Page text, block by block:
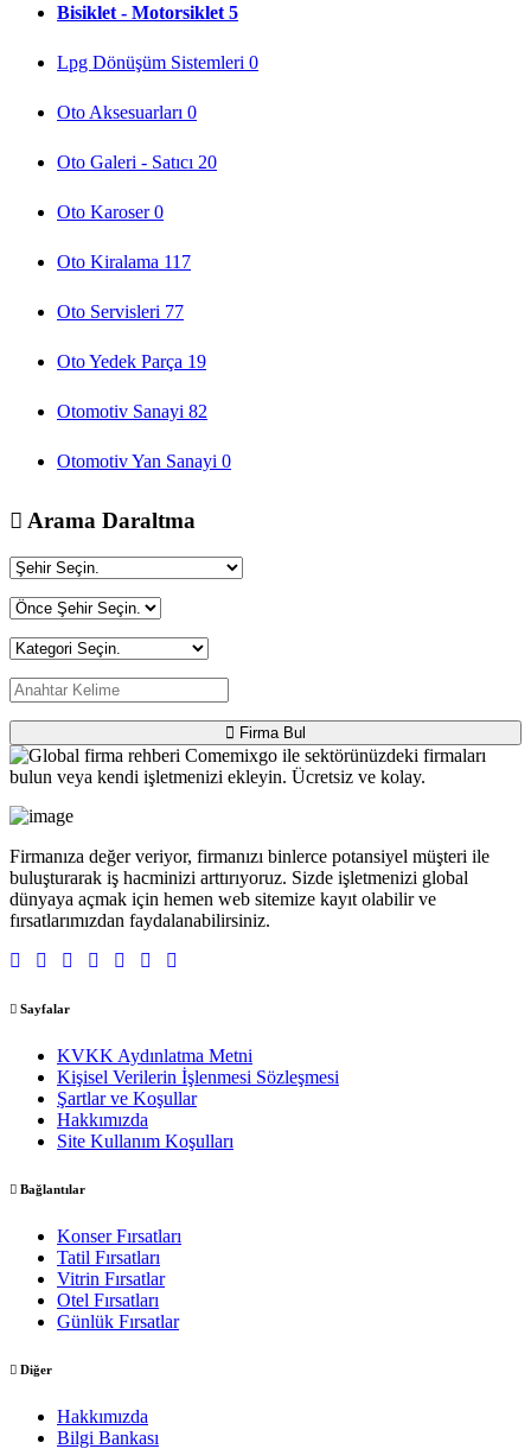
Bisiklet - Motorsiklet 5
Lpg Dönüşüm Sistemleri 0
Oto Aksesuarları 0
Oto Galeri - Satıcı 20
Oto Karoser0
Oto Kiralama 117
Oto Servisleri 77
Oto Yedek Parça 19
Otomotiv Sanayi 82
Otomotiv Yan Sanayi 0
Arama Daraltma
Firma Bul
Firmanıza değer veriyor, firmanızı binlerce potansiyel müşteri ile
buluşturarak iş hacminizi arttırıyoruz. Sizde işletmenizi global
dünyaya açmak için hemen web sitemize kayıt olabilir ve
fırsatlarımızdan faydalanabilirsiniz.
Sayfalar
KVKK Aydınlatma Metni
Kişisel Verilerin İşlenmesi Sözleşmesi
Şartlar ve Koşullar
Hakkımızda
Site Kullanım Koşulları
Bağlantılar
Konser Fırsatları
Tatil Fırsatları
Vitrin Fırsatlar
Otel Fırsatları
Günlük Fırsatlar
Diğer
Hakkımızda
Bilgi Bankası